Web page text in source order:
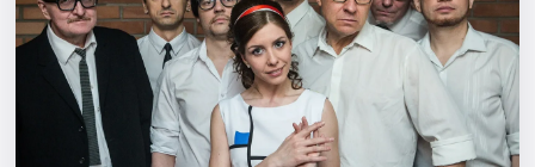
Квесты
Экскурсии